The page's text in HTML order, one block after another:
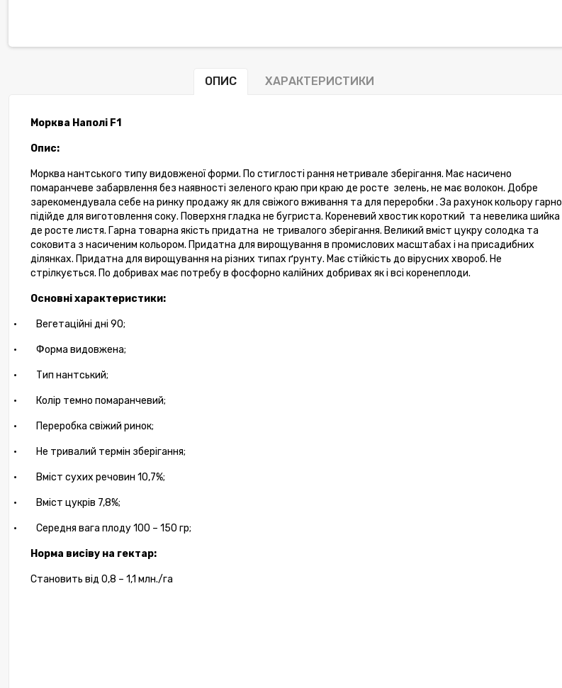
ОПИС ХАРАКТЕРИСТИКИ
Морква Наполі F1
Опис:
Морква нантського типу видовженої форми. По стиглості рання нетривале зберігання. Має насичено
помаранчеве забарвлення без наявності зеленого краю при краю де росте зелень, не має волокон. Добре
зарекомендувала себе на ринку продажу як для свіжого вживання та для переробки . За рахунок кольору гарно
підійде для виготовлення соку. Поверхня гладка не бугриста. Кореневий хвостик короткий та невелика шийка
де росте листя. Гарна товарна якість придатна не тривалого зберігання. Великий вміст цукру солодка та
соковита з насиченим кольором. Придатна для вирощування в промислових масштабах і на присадибних
ділянках. Придатна для вирощування на різних типах ґрунту. Має стійкість до вірусних хвороб. Не
стрілкується. По добривах має потребу в фосфорно калійних добривах як і всі коренеплоди.
Основні характеристики:
· Вегетаційні дні 90;
· Форма видовжена;
· Тип нантський;
· Колір темно помаранчевий;
· Переробка свіжий ринок;
· Не тривалий термін зберігання;
· Вміст сухих речовин 10,7%;
· Вміст цукрів 7,8%;
· Середня вага плоду 100 – 150 гр;
Норма висіву на гектар:
Становить від 0,8 – 1,1 млн./га